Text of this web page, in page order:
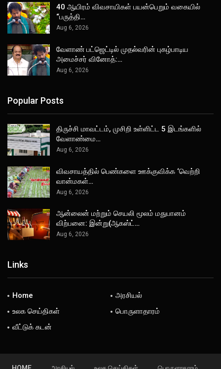
40 ஆயிரம் விவசாயிகள் பயன்பெறும் வகையில்
“பருத்தி…
Aug 6, 2026
வேளாண் பட்ஜெட்டில் முதல்வரின் புகழ்பாடிய
அமைச்சர் வினோத்:…
Aug 6, 2026
Popular Posts
திருச்சி மாவட்டம், முசிறி உள்ளிட்ட 5 இடங்களில்
வேளாண்மை…
Aug 6, 2026
விவசாயத்தில் பெண்களை ஊக்குவிக்க ‘வெற்றி
வான்மகள்…
Aug 6, 2026
ஆன்லைன் மற்றும் செயலி மூலம் மதுபானம்
விற்பனை: இன்று(ஆகஸ்ட்…
Aug 6, 2026
Links
Home
அரசியல்
உலக செய்திகள்
பொருளாதாரம்
வீட்டுக் கடன்